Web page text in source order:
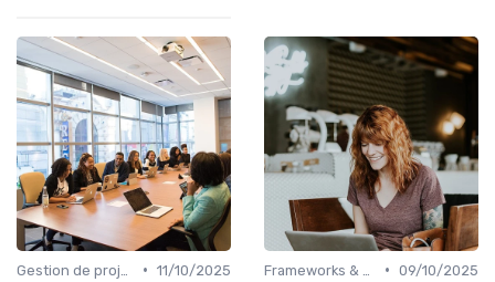
• 11/10/2025
• 09/10/2025